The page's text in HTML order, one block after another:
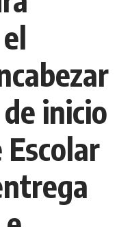
inicio